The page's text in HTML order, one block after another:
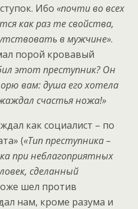
Ибо «почти во всех
как раз те свойства,
в мужчине».
порой кровавый
этот преступник? Он
вам: душа его хотела
счастья ножа!»
как социалист – по
(«Тип преступника –
при неблагоприятных
сделанный
шел против
нам, кроме разума и